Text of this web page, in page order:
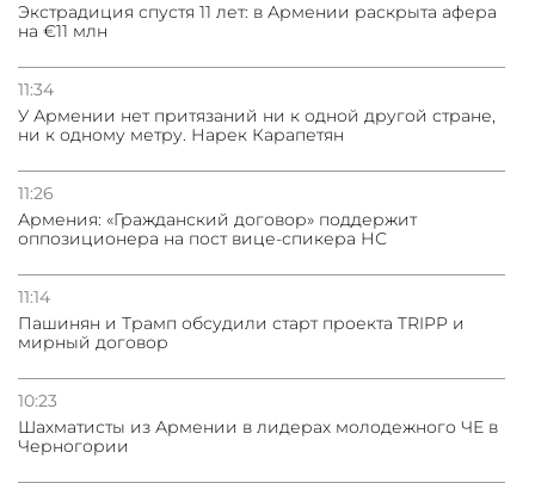
Экстрадиция спустя 11 лет: в Армении раскрыта афера
на €11 млн
11:34
У Армении нет притязаний ни к одной другой стране,
ни к одному метру. Нарек Карапетян
11:26
Армения: «Гражданский договор» поддержит
оппозиционера на пост вице-спикера НС
11:14
Пашинян и Трамп обсудили старт проекта TRIPP и
мирный договор
10:23
Шахматисты из Армении в лидерах молодежного ЧЕ в
Черногории